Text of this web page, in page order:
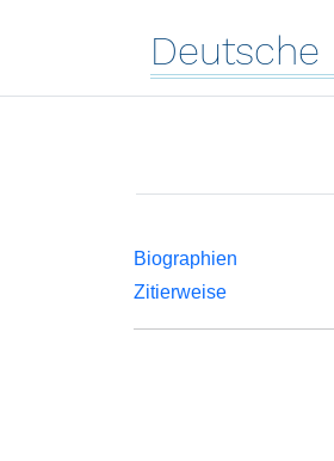
Deutsche
Biographien
Zitierweise